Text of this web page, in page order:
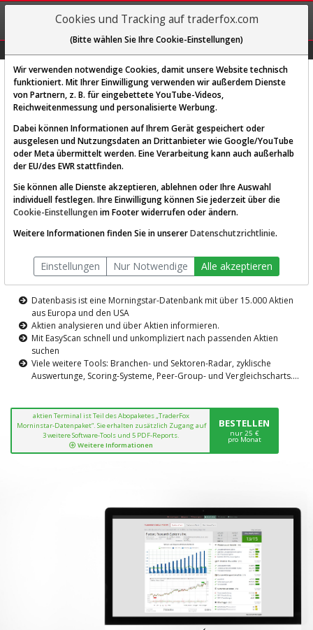
REGIS-
TRIEREN
Diese Funktion ist nur für
AKTIEN-TERMINAL
Die Aktienanalyse-Plattform von
TraderFox
Datenbasis ist eine Morningstar-Datenbank mit über 15.000 Aktien
aus Europa und den USA
Aktien analysieren und über Aktien informieren.
Mit EasyScan schnell und unkompliziert nach passenden Aktien
suchen
Viele weitere Tools: Branchen- und Sektoren-Radar, zyklische
Auswertunge, Scoring-Systeme, Peer-Group- und Vergleichscharts....
aktien Terminal ist Teil des Abopaketes „TraderFox
Morninstar-Datenpaket“. Sie erhalten zusätzlich Zugang auf
3 weitere Software-Tools und 5 PDF-Reports.
Weitere Informationen
BESTELLEN
nur 25 €
pro Monat
Cookies und Tracking auf traderfox.com
(Bitte wählen Sie Ihre Cookie-Einstellungen)
Wir verwenden notwendige Cookies, damit unsere Website technisch
funktioniert. Mit Ihrer Einwilligung verwenden wir außerdem Dienste
von Partnern, z. B. für eingebettete YouTube-Videos,
Reichweitenmessung und personalisierte Werbung.
Dabei können Informationen auf Ihrem Gerät gespeichert oder
ausgelesen und Nutzungsdaten an Drittanbieter wie Google/YouTube
oder Meta übermittelt werden. Eine Verarbeitung kann auch außerhalb
der EU/des EWR stattfinden.
Sie können alle Dienste akzeptieren, ablehnen oder Ihre Auswahl
individuell festlegen. Ihre Einwilligung können Sie jederzeit über die
Cookie-Einstellungen im Footer widerrufen oder ändern.
Weitere Informationen finden Sie in unsererDatenschutzrichtlinie.
Einstellungen Nur Notwendige Alle akzeptieren